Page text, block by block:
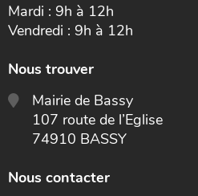
Mardi : 9h à 12h
Vendredi : 9h à 12h
Nous trouver
Mairie de Bassy
107 route de l’Eglise
74910 BASSY
Nous contacter